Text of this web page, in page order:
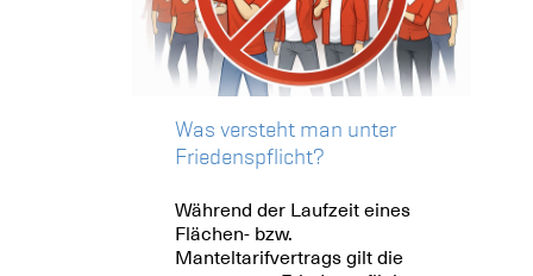
Was versteht man unter
Friedenspflicht?
Während der Laufzeit eines
Flächen- bzw.
Manteltarifvertrags gilt die